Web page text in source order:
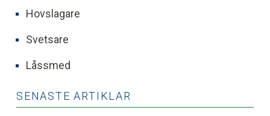
Hovslagare
Svetsare
Låssmed
SENASTE ARTIKLAR